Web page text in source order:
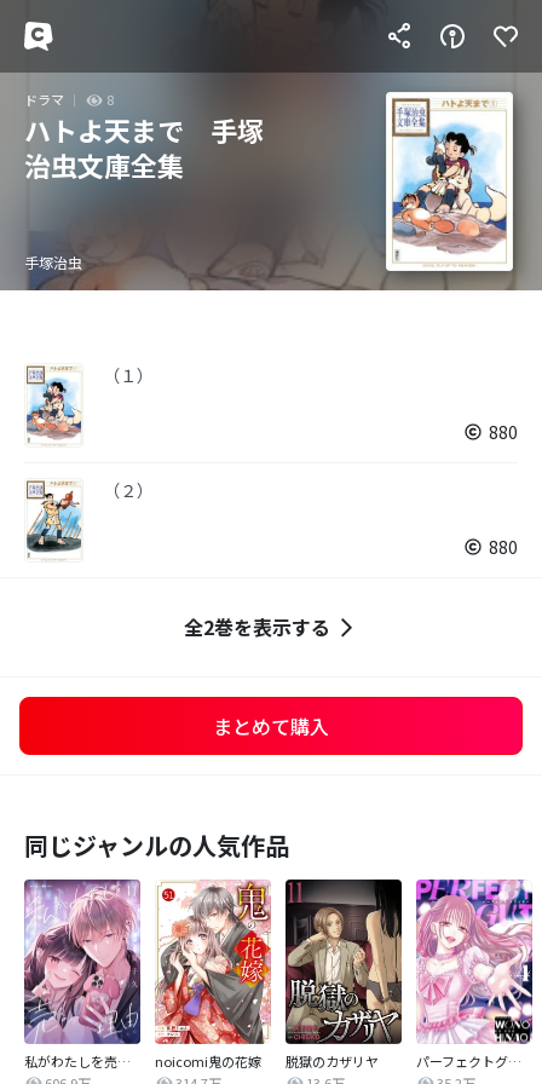
ドラマ 8
ハトよ天まで 手塚
治虫文庫全集
手塚治虫
（１）
880
（２）
880
全2巻を表示する
まとめて購入
同じジャンルの人気作品
私がわたしを売る理由
noicomi鬼の花嫁
脱獄のカザリヤ
パーフェクトグリッター